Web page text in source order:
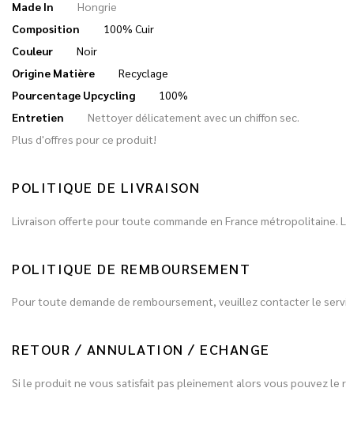
Made In
Hongrie
Composition
100% Cuir
Couleur
Noir
Origine Matière
Recyclage
Pourcentage Upcycling
100%
Entretien
Nettoyer délicatement avec un chiffon sec.
Plus d'offres pour ce produit!
POLITIQUE DE LIVRAISON
Livraison offerte pour toute commande en France métropolitaine.
POLITIQUE DE REMBOURSEMENT
Pour toute demande de remboursement, veuillez contacter le
RETOUR / ANNULATION / ECHANGE
Si le produit ne vous satisfait pas pleinement alors vous pouvez